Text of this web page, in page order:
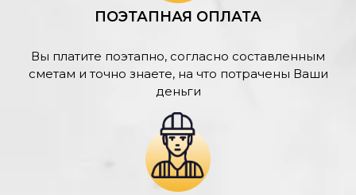
ПОЭТАПНАЯ ОПЛАТА
Вы платите поэтапно, согласно составленным
сметам и точно знаете, на что потрачены Ваши
деньги